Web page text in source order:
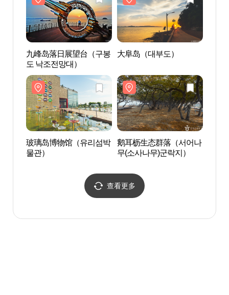
九峰岛落日展望台（구봉
도 낙조전망대）
大阜岛（대부도）
玻璃岛博物馆（유리섬박
물관）
鹅耳枥生态群落（서어나
무(소사나무)군락지）
查看更多